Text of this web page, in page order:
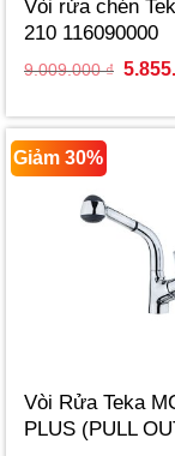
Vòi rửa chén
210 116090000
9.009.000₫
Giảm 30%
Vòi Rửa Teka
PLUS (PULL